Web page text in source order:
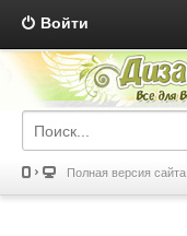
Войти
Полная версия сайта